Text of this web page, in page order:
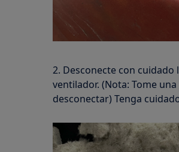
2. Desconecte con
ventilador. (Nota: Tome
desconectar) Tenga